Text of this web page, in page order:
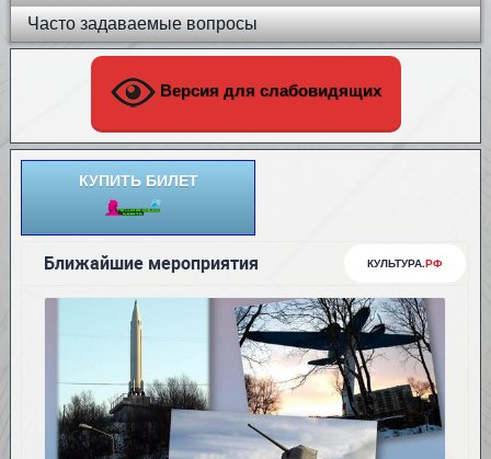
Часто задаваемые вопросы
Версия для слабовидящих
КУПИТЬ БИЛЕТ